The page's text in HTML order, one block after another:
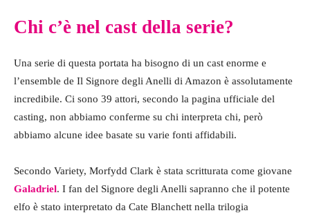
Chi c’è nel cast della serie?
Una serie di questa portata ha bisogno di un cast enorme e
l’ensemble de Il Signore degli Anelli di Amazon è assolutamente
incredibile. Ci sono 39 attori, secondo la pagina ufficiale del
casting, non abbiamo conferme su chi interpreta chi, però
abbiamo alcune idee basate su varie fonti affidabili.
Secondo Variety, Morfydd Clark è stata scritturata come giovane
Galadriel. I fan del Signore degli Anelli sapranno che il potente
elfo è stato interpretato da Cate Blanchett nella trilogia